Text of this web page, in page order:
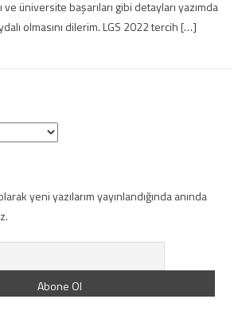
üniversite başarıları gibi detayları yazımda
olmasını dilerim. LGS 2022 tercih […]
yeni yazılarım yayınlandığında anında